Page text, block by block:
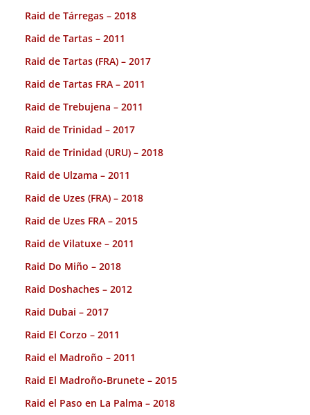
Raid de Tárregas – 2018
Raid de Tartas – 2011
Raid de Tartas (FRA) – 2017
Raid de Tartas FRA – 2011
Raid de Trebujena – 2011
Raid de Trinidad – 2017
Raid de Trinidad (URU) – 2018
Raid de Ulzama – 2011
Raid de Uzes (FRA) – 2018
Raid de Uzes FRA – 2015
Raid de Vilatuxe – 2011
Raid Do Miño – 2018
Raid Doshaches – 2012
Raid Dubai – 2017
Raid El Corzo – 2011
Raid el Madroño – 2011
Raid El Madroño-Brunete – 2015
Raid el Paso en La Palma – 2018